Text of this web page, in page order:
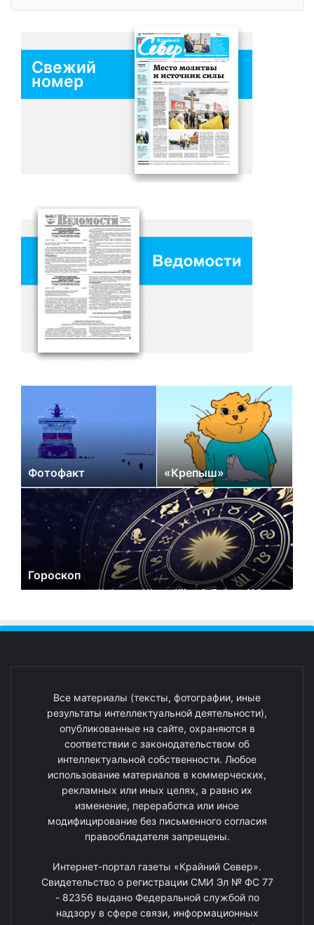
Свежий
номер
Фотофакт «Крепыш»
Гороскоп
Все материалы (тексты, фотографии, иные
результаты интеллектуальной деятельности),
опубликованные на сайте, охраняются в
соответствии с законодательством об
интеллектуальной собственности. Любое
использование материалов в коммерческих,
рекламных или иных целях, а равно их
изменение, переработка или иное
модифицирование без письменного согласия
правообладателя запрещены.
Интернет-портал газеты «Крайний Север».
Свидетельство о регистрации СМИ Эл № ФС 77
- 82356 выдано Федеральной службой по
надзору в сфере связи, информационных